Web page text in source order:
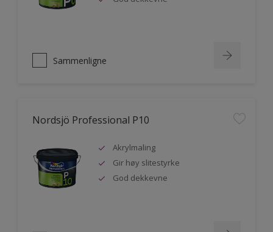
Sammenligne
Nordsjö Professional P10
Akrylmaling
Gir høy slitestyrke
God dekkevne